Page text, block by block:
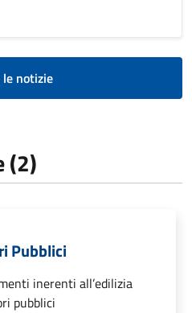
notizie
(2)
Pubblici
inerenti all’edilizia
pubblici